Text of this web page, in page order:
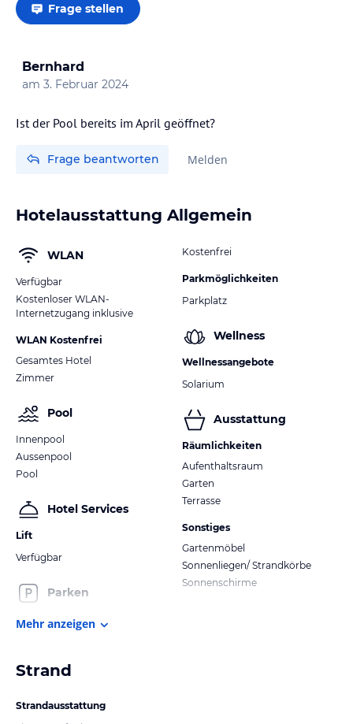
Frage stellen
Bernhard
am 3. Februar 2024
Ist der Pool bereits im April geöffnet?
Frage beantworten Melden
Hotelausstattung Allgemein
WLAN
Verfügbar
Kostenloser WLAN-
Internetzugang inklusive
WLAN Kostenfrei
Gesamtes Hotel
Zimmer
Pool
Innenpool
Aussenpool
Pool
Hotel Services
Lift
Verfügbar
Parken
Kostenfrei
Parkmöglichkeiten
Parkplatz
Wellness
Wellnessangebote
Solarium
Ausstattung
Räumlichkeiten
Aufenthaltsraum
Garten
Terrasse
Sonstiges
Gartenmöbel
Sonnenliegen/ Strandkörbe
Sonnenschirme
Mehr anzeigen
Strand
Strandausstattung